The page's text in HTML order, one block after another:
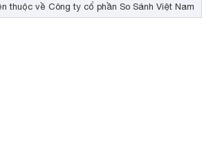
thuộc về Công ty cổ phần So Sánh Việt Nam